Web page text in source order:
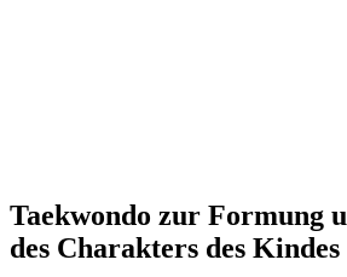
Taekwondo zur Formung
des Charakters des Kindes